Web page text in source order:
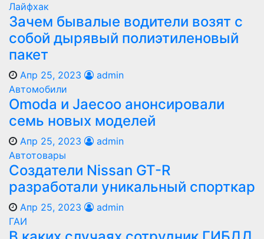
Лайфхак
Зачем бывалые водители возят с
собой дырявый полиэтиленовый
пакет
Апр 25, 2023
admin
Автомобили
Оmoda и Jaecoo анонсировали
семь новых моделей
Апр 25, 2023
admin
Автотовары
Создатели Nissan GT-R
разработали уникальный спорткар
Апр 25, 2023
admin
ГАИ